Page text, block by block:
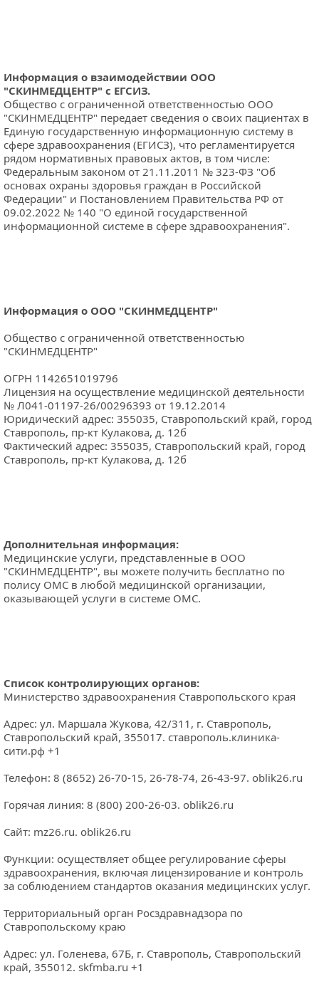
Информация о взаимодействии ООО
"СКИНМЕДЦЕНТР" с ЕГСИЗ.
Общество с ограниченной ответственностью ООО
"СКИНМЕДЦЕНТР" передает сведения о своих пациентах в
Единую государственную информационную систему в
сфере здравоохранения (ЕГИСЗ), что регламентируется
рядом нормативных правовых актов, в том числе:
Федеральным законом от 21.11.2011 № 323-ФЗ "Об
основах охраны здоровья граждан в Российской
Федерации" и Постановлением Правительства РФ от
09.02.2022 № 140 "О единой государственной
информационной системе в сфере здравоохранения".
Информация о ООО "СКИНМЕДЦЕНТР"
Общество с ограниченной ответственностью
"СКИНМЕДЦЕНТР"
ОГРН 1142651019796
Лицензия на осуществление медицинской деятельности
№ Л041-01197-26/00296393 от 19.12.2014
Юридический адрес: 355035, Ставропольский край, город
Ставрополь, пр-кт Кулакова, д. 12б
Фактический адрес: 355035, Ставропольский край, город
Ставрополь, пр-кт Кулакова, д. 12б
Дополнительная информация:
Медицинские услуги, представленные в ООО
"СКИНМЕДЦЕНТР", вы можете получить бесплатно по
полису ОМС в любой медицинской организации,
оказывающей услуги в системе ОМС.
Список контролирующих органов:
Министерство здравоохранения Ставропольского края
Адрес: ул. Маршала Жукова, 42/311, г. Ставрополь,
Ставропольский край, 355017. ставрополь.клиника-
сити.рф +1
Телефон: 8 (8652) 26-70-15, 26-78-74, 26-43-97. oblik26.ru
Горячая линия: 8 (800) 200-26-03. oblik26.ru
Сайт: mz26.ru. oblik26.ru
Функции: осуществляет общее регулирование сферы
здравоохранения, включая лицензирование и контроль
за соблюдением стандартов оказания медицинских услуг.
Территориальный орган Росздравнадзора по
Ставропольскому краю
Адрес: ул. Голенева, 67Б, г. Ставрополь, Ставропольский
край, 355012. skfmba.ru +1